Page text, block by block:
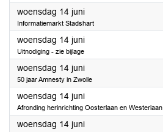
woensdag 14 juni2023
Informatiemarkt Stadshart
woensdag 14 juni2023
Uitnodiging - zie bijlage
woensdag 14 juni2023
50 jaar Amnesty in Zwolle
woensdag 14 juni2023
Afronding herinrichting Oosterlaan en Westerlaan
woensdag 14 juni2023